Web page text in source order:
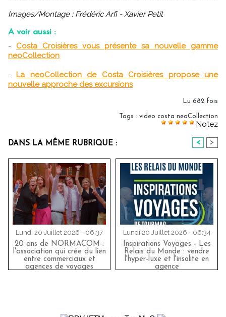
Images/Montage : Frédéric Arfi - Xavier Petit
A voir aussi :
Costa Croisières vous présente sa nouvelle gamme
neoCollection
- La neoCollection de Costa Croisières propose une
nouvelle approche des excursions
Lu 682 fois
Tags : video costa neoCollection
Notez
DANS LA MÊME RUBRIQUE : < >
Lundi 20 Juillet 2026 - 06:37
20 ans de NORMACOM :
l'association qui crée du lien
entre commerciaux et
agences de voyages
Lundi 20 Juillet 2026 - 06:34
Inspirations Voyages - Les
Relais du Monde : vendre
l'hyper-luxe et l'insolite en
agence